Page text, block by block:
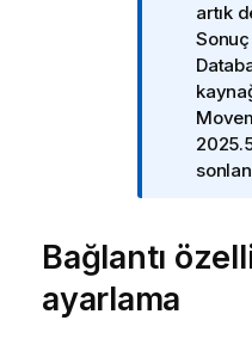
l
g
i
n
o
t
u
artık
Bağlantı
ayarlama